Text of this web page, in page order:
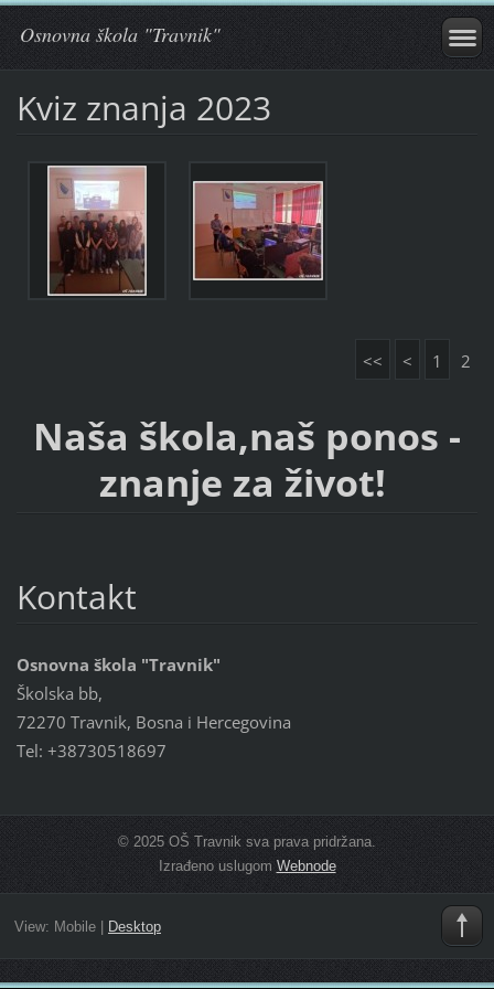
Osnovna škola "Travnik"
Kviz znanja 2023
<< < 1 2
Naša škola,naš ponos -
znanje za život!
Kontakt
Osnovna škola "Travnik"
Školska bb,
72270 Travnik, Bosna i Hercegovina
Tel: +38730518697
© 2025 OŠ Travnik sva prava pridržana.
Izrađeno uslugom Webnode
View: Mobile| Desktop